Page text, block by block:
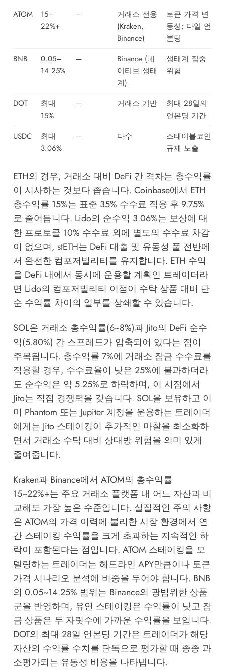
ATOM
15–
22%+
—
거래소 전용
(Kraken,
Binance)
토큰 가격 변
동성; 다일 언
본딩
BNB
0.05–
14.25%
—
Binance (네
이티브 생태
계)
생태계 집중
위험
DOT
최대
15%
— 거래소 기반
최대 28일의
언본딩 기간
USDC
최대
3.06%
— 다수
스테이블코인
규제 노출
ETH의 경우, 거래소 대비 DeFi 간 격차는 총수익률
이 시사하는 것보다 좁습니다. Coinbase에서 ETH
총수익률 15%는 표준 35% 수수료 적용 후 9.75%
로 줄어듭니다. Lido의 순수익 3.06%는 보상에 대
한 프로토콜 10% 수수료 외에 별도의 수수료 차감
이 없으며, stETH는 DeFi 대출 및 유동성 풀 전반에
서 완전한 컴포저빌리티를 유지합니다. ETH 수익
을 DeFi 내에서 동시에 운용할 계획인 트레이더라
면 Lido의 컴포저빌리티 이점이 수탁 상품 대비 단
순 수익률 차이의 일부를 상쇄할 수 있습니다.
SOL은 거래소 총수익률(6~8%)과 Jito의 DeFi 순수
익(5.80%) 간 스프레드가 압축되어 있다는 점이
주목됩니다. 총수익률 7%에 거래소 잠금 수수료를
적용할 경우, 수수료율이 낮은 25%에 불과하더라
도 순수익은 약 5.25%로 하락하며, 이 시점에서
Jito는 직접 경쟁력을 갖습니다. SOL을 보유하고 이
미 Phantom 또는 Jupiter 계정을 운용하는 트레이더
에게는 Jito 스테이킹이 추가적인 마찰을 최소화하
면서 거래소 수탁 대비 상대방 위험을 의미 있게
줄여줍니다.
Kraken과 Binance에서 ATOM의 총수익률
15~22%+는 주요 거래소 플랫폼 내 어느 자산과 비
교해도 가장 높은 수준입니다. 실질적인 주의 사항
은 ATOM의 가격 이력에 불리한 시장 환경에서 연
간 스테이킹 수익률을 크게 초과하는 지속적인 하
락이 포함된다는 점입니다. ATOM 스테이킹을 모
델링하는 트레이더는 헤드라인 APY만큼이나 토큰
가격 시나리오 분석에 비중을 두어야 합니다. BNB
의 0.05~14.25% 범위는 Binance의 광범위한 상품
군을 반영하며, 유연 스테이킹은 수익률이 낮고 잠
금 상품은 두 자릿수에 가까운 수익률을 보입니다.
DOT의 최대 28일 언본딩 기간은 트레이더가 해당
자산의 수익률 수치를 단독으로 평가할 때 종종 과
소평가되는 유동성 비용을 나타냅니다.